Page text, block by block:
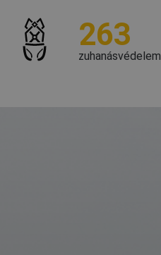
263
zuhanásvédelem